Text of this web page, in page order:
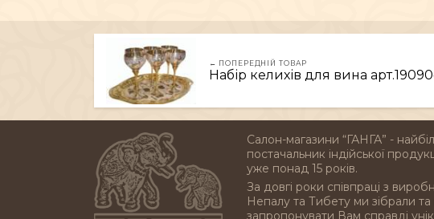
← ПОПЕРЕДНІЙ ТОВАР
Набір келихів для вина
Салон-магазини “ГАНГА” -
постачальник індійської
уже понад 15 років.
За довгі роки співпраці з
Непалу та Тибету ми зібрали
запропонувати Вам справді